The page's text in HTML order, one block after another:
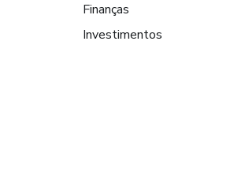
Finanças
Investimentos